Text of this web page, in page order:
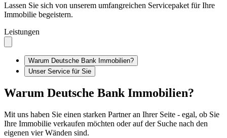
Lassen Sie sich von unserem umfangreichen Servicepaket für Ihre
Immobilie begeistern.
Leistungen
Warum Deutsche Bank Immobilien?
Unser Service für Sie
Warum Deutsche Bank Immobilien?
Mit uns haben Sie einen starken Partner an Ihrer Seite - egal, ob Sie
Ihre Immobilie verkaufen möchten oder auf der Suche nach den
eigenen vier Wänden sind.